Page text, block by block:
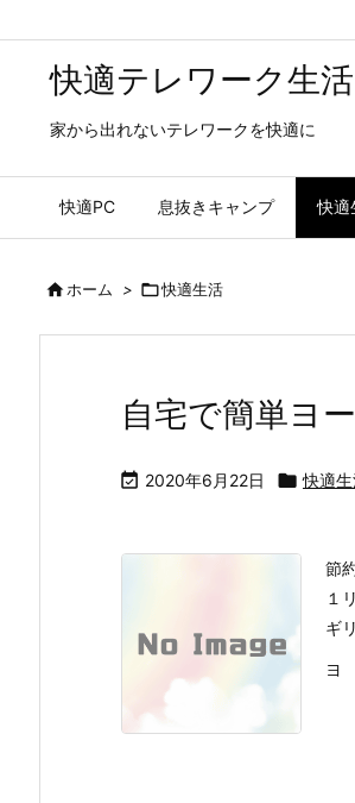
快適テレワーク生活
家から出れないテレワークを快適に
快適PC 息抜きキャンプ 快適
ホーム > 快適生活
自宅で簡単ヨ
 2020年6月22日  快適
節
１
ギ
ヨ